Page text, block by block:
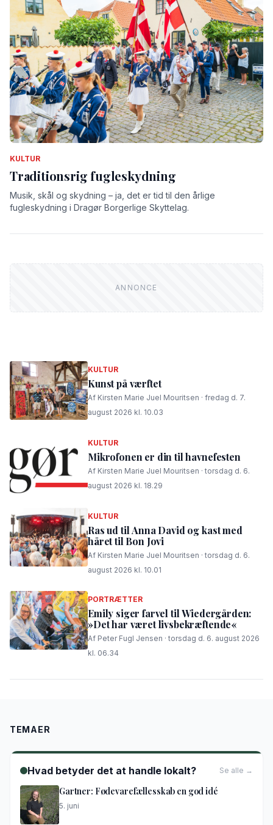
KULTUR
Traditionsrig fugleskydning
Musik, skål og skydning – ja, det er tid til den årlige
fugleskydning i Dragør Borgerlige Skyttelag.
KULTUR
Kunst på værftet
Af Kirsten Marie Juel Mouritsen · fredag d. 7.
august 2026 kl. 10.03
KULTUR
Mikrofonen er din til havnefesten
Af Kirsten Marie Juel Mouritsen · torsdag d. 6.
august 2026 kl. 18.29
KULTUR
Ras ud til Anna David og kast med
håret til Bon Jovi
Af Kirsten Marie Juel Mouritsen · torsdag d. 6.
august 2026 kl. 10.01
PORTRÆTTER
Emily siger farvel til Wiedergården:
»Det har været livsbekræftende«
Af Peter Fugl Jensen · torsdag d. 6. august 2026
kl. 06.34
TEMAER
Hvad betyder det at handle lokalt? Se alle →
Gartner: Fødevarefællesskab en god idé
5. juni